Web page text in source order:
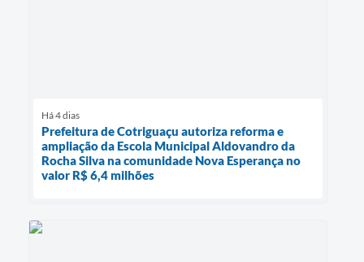
Há 4 dias
Prefeitura de Cotriguaçu autoriza reforma e
ampliação da Escola Municipal Aldovandro da
Rocha Silva na comunidade Nova Esperança no
valor R$ 6,4 milhões